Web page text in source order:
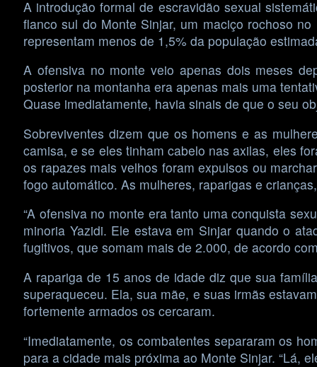
A introdução formal de escravidão sexual
flanco sul do Monte Sinjar, um maciço rochoso
representam menos de 1,5% da população
A ofensiva no monte veio apenas dois meses
posterior na montanha era apenas mais uma
Quase imediatamente, havia sinais de que o seu
Sobreviventes dizem que os homens e as
camisa, e se eles tinham cabelo nas axilas, eles
os rapazes mais velhos foram expulsos ou
fogo automático. As mulheres, raparigas e
“A ofensiva no monte era tanto uma conquista
minoria Yazidi. Ele estava em Sinjar quando o
fugitivos, que somam mais de 2.000, de acordo
A rapariga de 15 anos de idade diz que sua
superaqueceu. Ela, sua mãe, e suas irmãs
fortemente armados os cercaram.
“Imediatamente, os combatentes separaram os
para a cidade mais próxima ao Monte Sinjar. “Lá,